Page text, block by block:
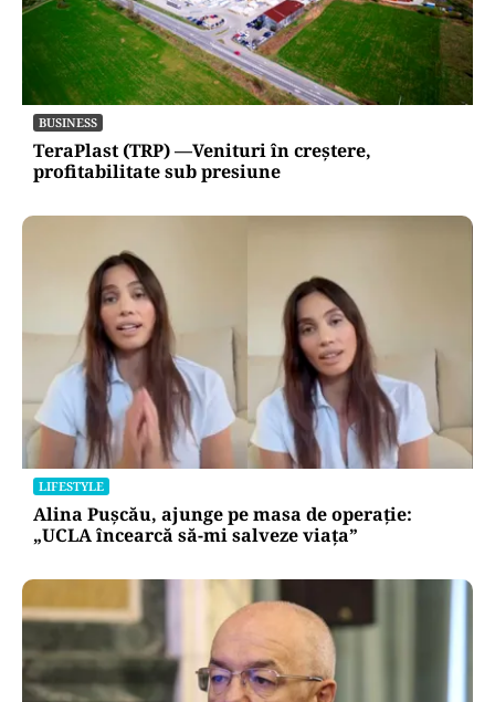
BUSINESS
TeraPlast (TRP) —Venituri în creștere,
profitabilitate sub presiune
LIFESTYLE
Alina Pușcău, ajunge pe masa de operație:
„UCLA încearcă să-mi salveze viața”